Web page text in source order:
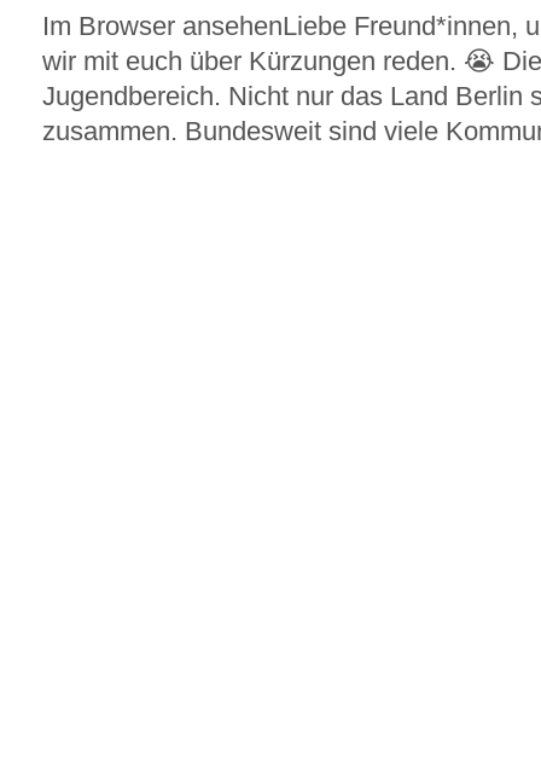
Im Browser ansehenLiebe Freund*innen,
wir mit euch über Kürzungen reden. 😭
Jugendbereich. Nicht nur das Land Berlin
zusammen. Bundesweit sind viele